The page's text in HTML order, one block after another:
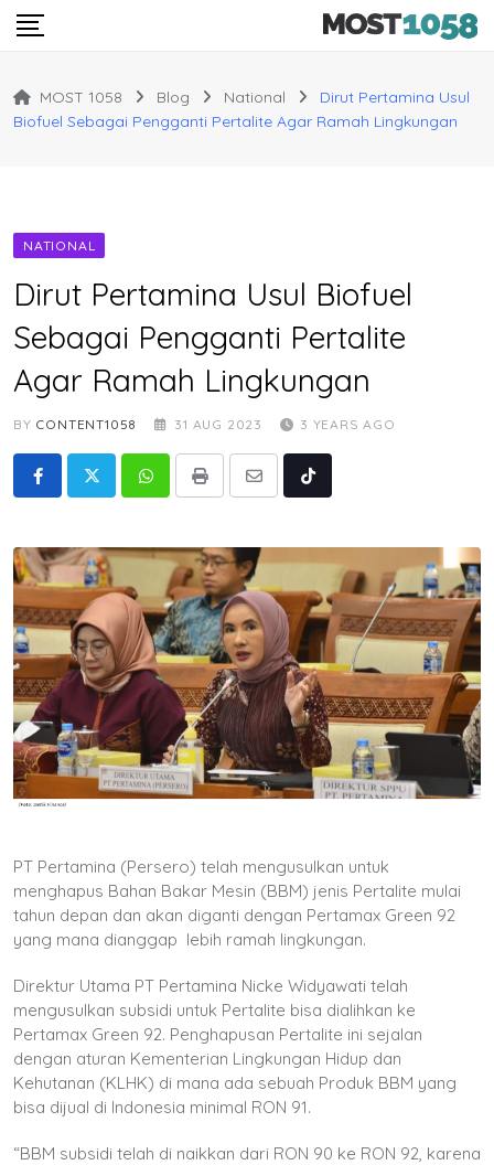
Skip
MOST 1058 Blog National
Dirut Pertamina Usul
Biofuel Sebagai Pengganti Pertalite Agar Ramah Lingkungan
NATIONAL
Dirut Pertamina Usul Biofuel
Sebagai Pengganti Pertalite
Agar Ramah Lingkungan
BY CONTENT1058 31 AUG 2023 3 YEARS AGO
WhatsappPrint
Share
Tiktok
PT Pertamina (Persero) telah mengusulkan untuk
menghapus Bahan Bakar Mesin (BBM) jenis Pertalite mulai
tahun depan dan akan diganti dengan Pertamax Green 92
yang mana dianggap lebih ramah lingkungan.
Direktur Utama PT Pertamina Nicke Widyawati telah
mengusulkan subsidi untuk Pertalite bisa dialihkan ke
Pertamax Green 92. Penghapusan Pertalite ini sejalan
dengan aturan Kementerian Lingkungan Hidup dan
Kehutanan (KLHK) di mana ada sebuah Produk BBM yang
bisa dijual di Indonesia minimal RON 91.
“BBM subsidi telah di naikkan dari RON 90 ke RON 92, karena